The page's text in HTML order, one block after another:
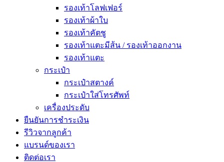
รองเท้าโลฟเฟอร์
รองเท้าผ้าใบ
รองเท้าคัตชู
รองเท้าแตะมีส้น / รองเท้าออกงาน
รองเท้าแตะ
กระเป๋า
กระเป๋าสตางค์
กระเป๋าใส่โทรศัพท์
เครื่องประดับ
ยืนยันการชำระเงิน
รีวิวจากลูกค้า
แบรนด์ของเรา
ติดต่อเรา